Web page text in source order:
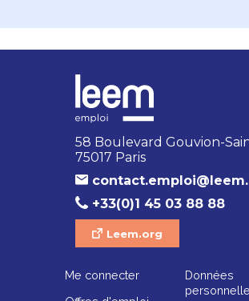
58 Boulevard Gouvion-
75017 Paris
+33(0)1 45 03 88 88
Leem.org
Me connecter
Données